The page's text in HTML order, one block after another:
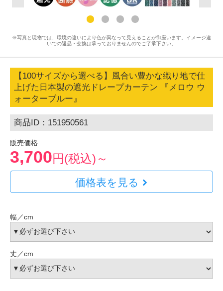
※写真と現物では、環境の違いにより色が異なって見えることが御座います。イメージ違
いでの返品・交換は承っておりませんのでご了承下さい。
【100サイズから選べる】風合い豊かな織り地で仕
上げた日本製の遮光ドレープカーテン 『メロウ ウ
ォーターブルー』
商品ID：151950561
販売価格
3,700円(税込)～
価格表を見る
幅／cm
丈／cm